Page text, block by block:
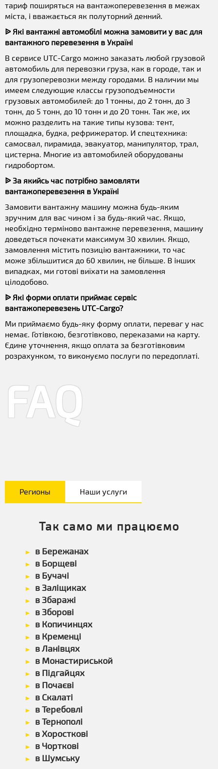
тариф поширяться на вантажоперевезення в межах
міста, і вважається як полуторний денний.
ᐉ Які вантажні автомобілі можна замовити у вас для
вантажного перевезення в Україні
В сервисе UTC-Cargo можно заказать любой грузовой
автомобиль для перевозки груза, как в городе, так и
для грузоперевозки между городами. В наличии мы
имеем следующие классы грузоподъемности
грузовых автомобилей: до 1 тонны, до 2 тонн, до 3
тонн, до 5 тонн, до 10 тонн и до 20 тонн. Так же, их
можно разделить на такие типы кузова: тент,
площадка, будка, рефрижератор. И спецтехника:
самосвал, пирамида, эвакуатор, манипулятор, трал,
цистерна. Многие из автомобилей оборудованы
гидробортом.
ᐉ За якийсь час потрібно замовляти
вантажоперевезення в Україні
Замовити вантажну машину можна будь-яким
зручним для вас чином і за будь-який час. Якщо,
необхідно терміново вантажне перевезення, машину
доведеться почекати максимум 30 хвилин. Якщо,
замовлення містить позицію вантажники, то час
може збільшитися до 60 хвилин, не більше. В інших
випадках, ми готові виїхати на замовлення
цілодобово.
ᐉ Які форми оплати приймає сервіс
вантажоперевезень UTC-Cargo?
Ми приймаємо будь-яку форму оплати, переваг у нас
немає. Готівкою, безготівково, переказами на карту.
Єдине уточнення, якщо оплата за безготівковим
розрахунком, то виконуємо послуги по передоплаті.
FAQ
Регионы Наши услуги
Так само ми працюємо
в Бережанах
в Борщеві
в Бучачі
в Заліщиках
в Збаражі
в Зборові
в Копичинцях
в Кременці
в Ланівцях
в Монастириськой
в Підгайцях
в Почаєві
в Скалаті
в Теребовлі
в Тернополі
в Хоросткові
в Чорткові
в Шумську